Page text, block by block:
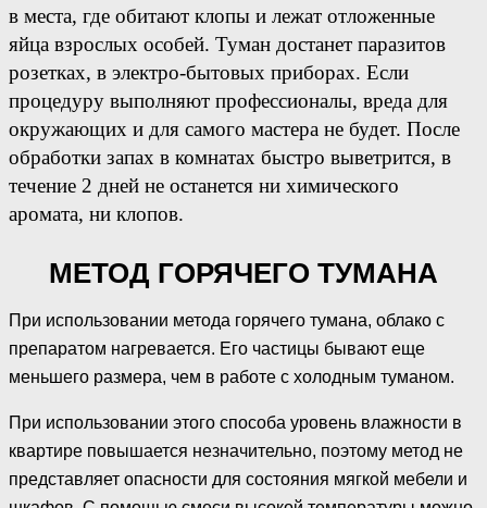
в места, где обитают клопы и лежат отложенные
яйца взрослых особей. Туман достанет паразитов
розетках, в электро-бытовых приборах. Если
процедуру выполняют профессионалы, вреда для
окружающих и для самого мастера не будет. После
обработки запах в комнатах быстро выветрится, в
течение 2 дней не останется ни химического
аромата, ни клопов.
МЕТОД ГОРЯЧЕГО ТУМАНА
При использовании метода горячего тумана, облако с
препаратом нагревается. Его частицы бывают еще
меньшего размера, чем в работе с холодным туманом.
При использовании этого способа уровень влажности в
квартире повышается незначительно, поэтому метод не
представляет опасности для состояния мягкой мебели и